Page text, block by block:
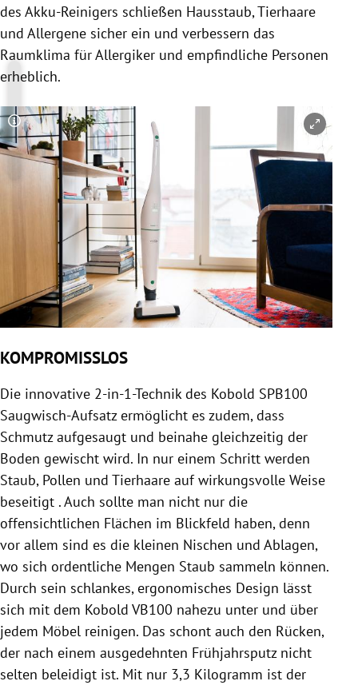
des Akku-Reinigers schließen Hausstaub, Tierhaare
und Allergene sicher ein und verbessern das
Raumklima für Allergiker und empfindliche Personen
erheblich.
Copyright-Hinweis öffnen/schließen
KOMPROMISSLOS
Die innovative 2-in-1-Technik des Kobold SPB100
Saugwisch-Aufsatz ermöglicht es zudem, dass
Schmutz aufgesaugt und beinahe gleichzeitig der
Boden gewischt wird. In nur einem Schritt werden
Staub, Pollen und Tierhaare auf wirkungsvolle Weise
beseitigt . Auch sollte man nicht nur die
offensichtlichen Flächen im Blickfeld haben, denn
vor allem sind es die kleinen Nischen und Ablagen,
wo sich ordentliche Mengen Staub sammeln können.
Durch sein schlankes, ergonomisches Design lässt
sich mit dem Kobold VB100 nahezu unter und über
jedem Möbel reinigen. Das schont auch den Rücken,
der nach einem ausgedehnten Frühjahrsputz nicht
selten beleidigt ist. Mit nur 3,3 Kilogramm ist der